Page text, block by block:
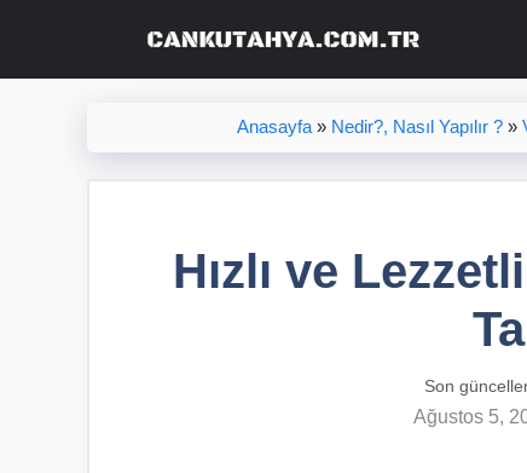
Anasayfa» Nedir?, Nasıl Yapılır ?»
Hızlı ve
Son
Ağustos 5,